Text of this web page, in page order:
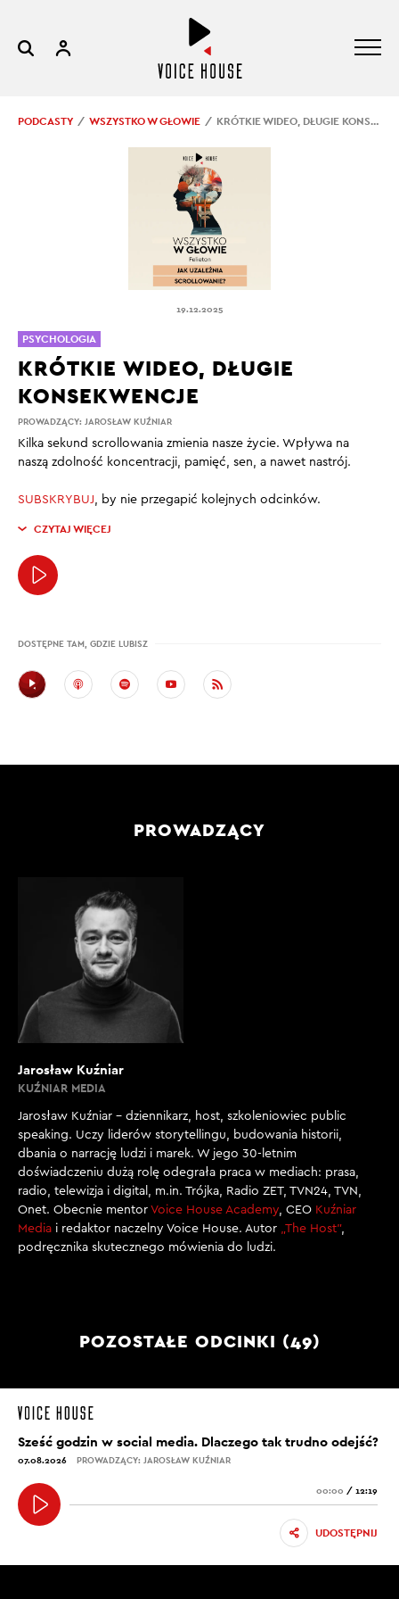
PODCASTY WSZYSTKO W GŁOWIE KRÓTKIE WIDEO, DŁUGIE KONSEKWENCJE
19.12.2025
PROWADZĄCY: JAROSŁAW KUŹNIAR
KRÓTKIE WIDEO, DŁUGIE
KONSEKWENCJE
Kilka sekund scrollowania zmienia nasze życie. Wpływa na
naszą zdolność koncentracji, pamięć, sen, a nawet nastrój.
SUBSKRYBUJ, by nie przegapić kolejnych odcinków.
CZYTAJ WIĘCEJ
DOSTĘPNE TAM, GDZIE LUBISZ
PSYCHOLOGIA
PROWADZĄCY
Jarosław Kuźniar
KUŹNIAR MEDIA
Jarosław Kuźniar – dziennikarz, host, szkoleniowiec public
speaking. Uczy liderów storytellingu, budowania historii,
dbania o narrację ludzi i marek. W jego 30-letnim
doświadczeniu dużą rolę odegrała praca w mediach: prasa,
radio, telewizja i digital, m.in. Trójka, Radio ZET, TVN24, TVN,
Onet. Obecnie mentor Voice House Academy, CEO Kuźniar
Media i redaktor naczelny Voice House. Autor „The Host”,
podręcznika skutecznego mówienia do ludzi.
POZOSTAŁE ODCINKI (49)
Sześć godzin w social media. Dlaczego tak trudno odejść?
07.08.2026 PROWADZĄCY: JAROSŁAW KUŹNIAR
00:00 / 12:19
UDOSTĘPNIJ